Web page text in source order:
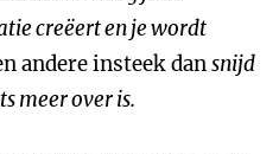
creëert en je wordt
andere insteek dansnijd
meer over is.